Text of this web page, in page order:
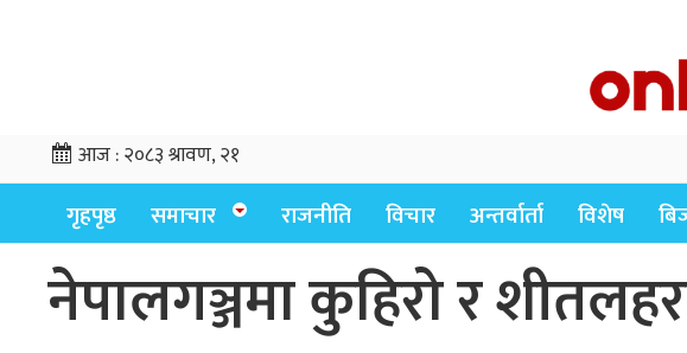
आज :२०८३ श्रावण, २१
गृहपृष्ठ समाचार राजनीति विचार अन्तर्वार्ता विशेष
नेपालगञ्जमा कुहिरो र